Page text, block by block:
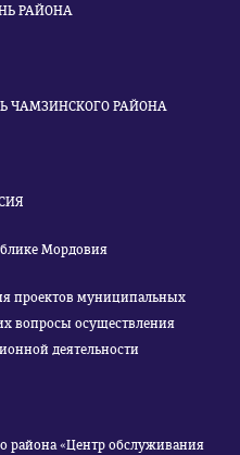
РАЙОНА
ЧАМЗИНСКОГО РАЙОНА
Мордовия
проектов муниципальных
вопросы осуществления
деятельности
района «Центр обслуживания